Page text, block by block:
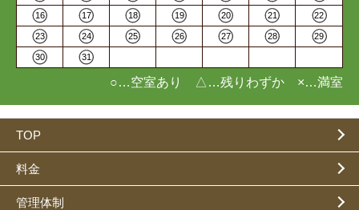
16 17 18 19 20 21 22
23 24 25 26 27 28 29
30 31
○…空室あり △…残りわずか ×…満室
TOP
料金
管理体制